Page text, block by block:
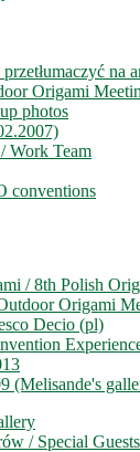
na
Origami
photos
Work Team
conventions
/ 8th Polish
Origami
Decio (pl)
(Melisande's
/ Special Guests